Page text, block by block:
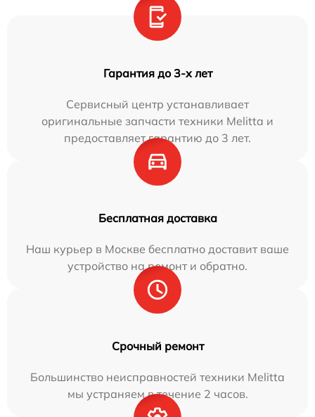
Гарантия до 3-х лет
Сервисный центр устанавливает
оригинальные запчасти техники Melitta и
предоставляет гарантию до 3 лет.
Бесплатная доставка
Наш курьер в Москве бесплатно доставит ваше
устройство на ремонт и обратно.
Срочный ремонт
Большинство неисправностей техники Melitta
мы устраняем в течение 2 часов.